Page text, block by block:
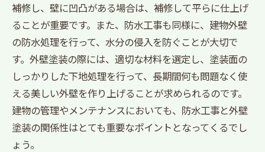
補修し、壁に凹凸がある場合は、補修して平らに仕上げ
ることが重要です。また、防水工事も同様に、建物外壁
の防水処理を行って、水分の侵入を防ぐことが大切で
す。外壁塗装の際には、適切な材料を選定し、塗装面の
しっかりした下地処理を行って、長期間何も問題なく使
える美しい外壁を作り上げることが求められるのです。
建物の管理やメンテナンスにおいても、防水工事と外壁
塗装の関係性はとても重要なポイントとなってくるでし
ょう。